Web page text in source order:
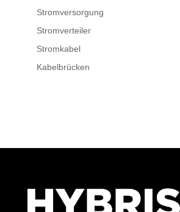
Stromversorgung
Stromverteiler
Stromkabel
Kabelbrücken